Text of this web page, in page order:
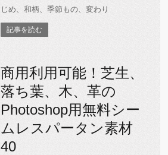
じめ、和柄、季節もの、変わり
記事を読む
商用利用可能！芝生、
落ち葉、木、革の
Photoshop用無料シー
ムレスパータン素材
40